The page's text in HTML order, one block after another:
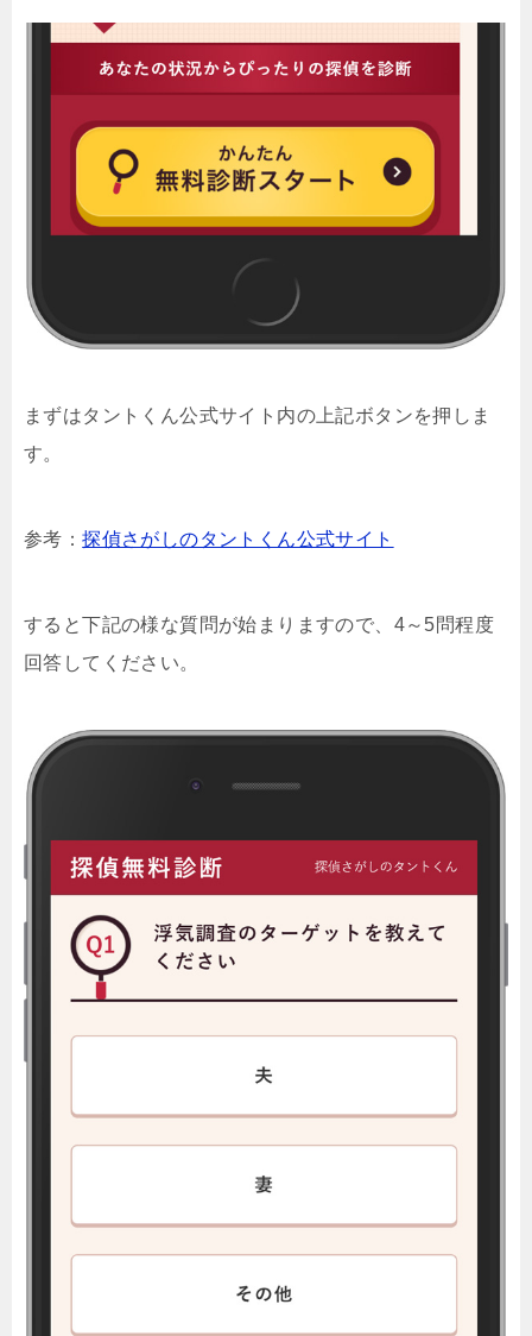
まずはタントくん公式サイト内の上記ボタンを押しま
す。
参考：探偵さがしのタントくん公式サイト
すると下記の様な質問が始まりますので、4～5問程度
回答してください。